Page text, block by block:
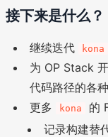
接下来是什么？
继续迭代 kona
为 OP Stack
代码路径的各
更多
kona
的
记录构建替